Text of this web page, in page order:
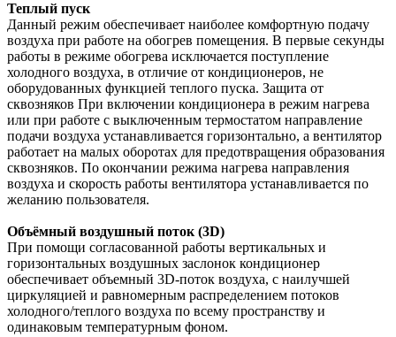
Теплый пуск
Данный режим обеспечивает наиболее комфортную подачу
воздуха при работе на обогрев помещения. В первые секунды
работы в режиме обогрева исключается поступление
холодного воздуха, в отличие от кондиционеров, не
оборудованных функцией теплого пуска. Защита от
сквозняков При включении кондиционера в режим нагрева
или при работе с выключенным термостатом направление
подачи воздуха устанавливается горизонтально, а вентилятор
работает на малых оборотах для предотвращения образования
сквозняков. По окончании режима нагрева направления
воздуха и скорость работы вентилятора устанавливается по
желанию пользователя.
Объёмный воздушный поток (3D)
При помощи согласованной работы вертикальных и
горизонтальных воздушных заслонок кондиционер
обеспечивает объемный 3D-поток воздуха, с наилучшей
циркуляцией и равномерным распределением потоков
холодного/теплого воздуха по всему пространству и
одинаковым температурным фоном.